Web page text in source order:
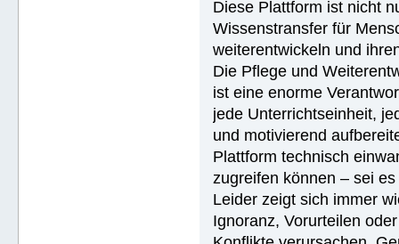
Diese Plattform ist nicht
Wissenstransfer für
weiterentwickeln und
Die Pflege und
ist eine enorme
jede Unterrichtseinheit,
und motivierend
Plattform technisch
zugreifen können – sei
Leider zeigt sich immer
Ignoranz, Vorurteilen